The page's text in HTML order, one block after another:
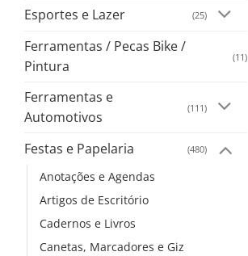
Esportes e Lazer (25)
Ferramentas / Pecas Bike /
Pintura
(11)
Ferramentas e
Automotivos
(111)
Festas e Papelaria (480)
Anotações e Agendas
Artigos de Escritório
Cadernos e Livros
Canetas, Marcadores e Giz